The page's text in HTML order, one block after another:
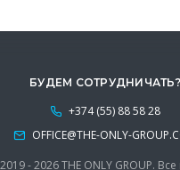
БУДЕМ СОТРУДНИЧАТЬ?
+374 (55) 88 58 28
OFFICE@THE-ONLY-
- 2026 THE ONLY GROUP.